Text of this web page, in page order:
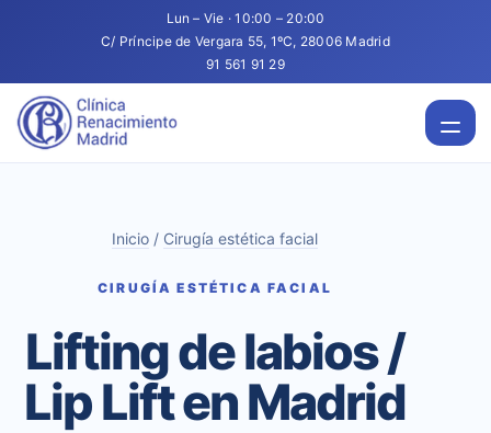
Lun – Vie · 10:00 – 20:00
C/ Príncipe de Vergara 55, 1ºC, 28006 Madrid
91 561 91 29
Inicio / Cirugía estética facial
CIRUGÍA ESTÉTICA FACIAL
Lifting de labios /
Lip Lift en Madrid